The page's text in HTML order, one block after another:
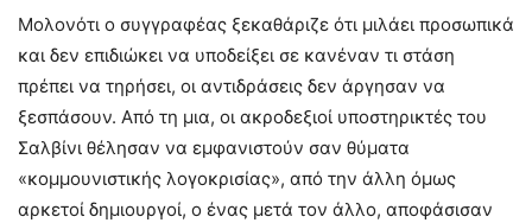
Μολονότι ο συγγραφέας ξεκαθάριζε ότι μιλάει προσωπικά
και δεν επιδιώκει να υποδείξει σε κανέναν τι στάση
πρέπει να τηρήσει, οι αντιδράσεις δεν άργησαν να
ξεσπάσουν. Από τη μια, οι ακροδεξιοί υποστηρικτές του
Σαλβίνι θέλησαν να εμφανιστούν σαν θύματα
«κομμουνιστικής λογοκρισίας», από την άλλη όμως
αρκετοί δημιουργοί, ο ένας μετά τον άλλο, αποφάσισαν